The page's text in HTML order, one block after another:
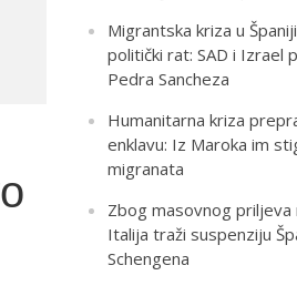
Migrantska kriza u
politički rat: SAD i Izrael
Pedra Sancheza
Humanitarna kriza
enklavu: Iz Maroka im
migranata
Zbog masovnog priljeva
Italija traži suspenziju
Schengena